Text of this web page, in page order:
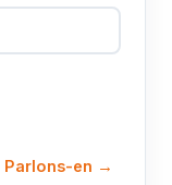
Parlons-en →